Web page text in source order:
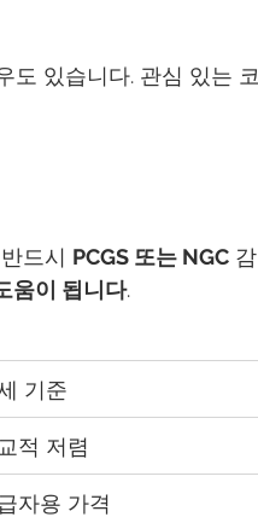
있습니다. 관심 있는 코
드시 PCGS 또는 NGC 감
움이 됩니다.
기준
적 저렴
자용 가격